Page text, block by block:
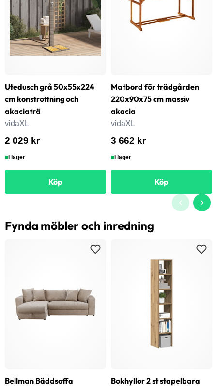
Utedusch grå 50x55x224
cm konstrottning och
akaciaträ
vidaXL
2 029 kr
I lager
Köp
Matbord för trädgården
220x90x75 cm massiv
akacia
vidaXL
3 662 kr
I lager
Köp
Fynda möbler och inredning
Bellman Bäddsoffa Bokhyllor 2 st stapelbara